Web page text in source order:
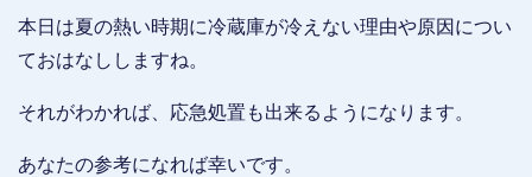
本日は夏の熱い時期に冷蔵庫が冷えない理由や原因につい
ておはなししますね。
それがわかれば、応急処置も出来るようになります。
あなたの参考になれば幸いです。